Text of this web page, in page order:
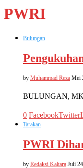
PWRI
Bulungan
by Muhammad Reza Mei
BULUNGAN, MK
0 FacebookTwitter
Tarakan
PWRI
by Redaksi Kaltara Juli